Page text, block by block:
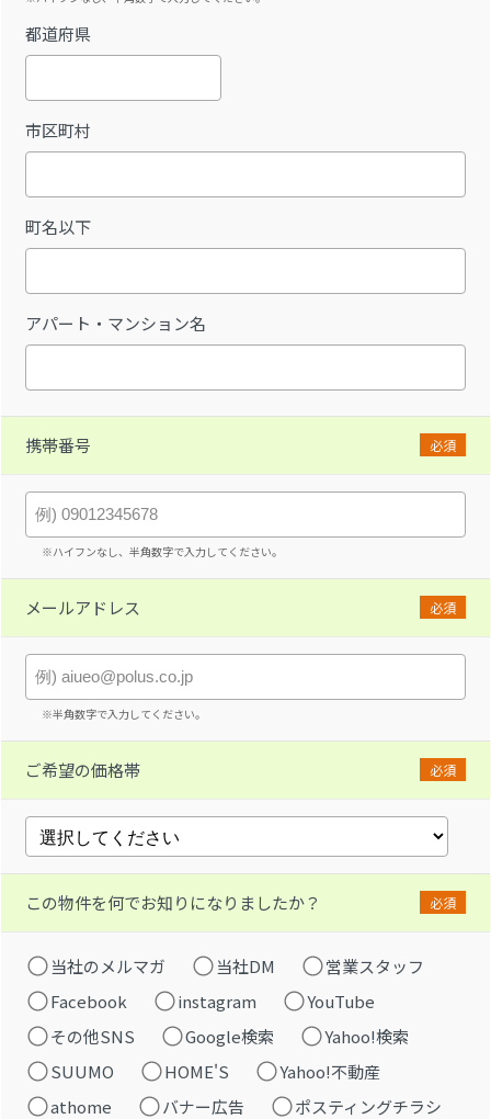
都道府県
市区町村
町名以下
アパート・マンション名
携帯番号 必須
※ハイフンなし、半角数字で入力してください。
メールアドレス 必須
※半角数字で入力してください。
ご希望の価格帯 必須
この物件を何でお知りになりましたか？ 必須
当社のメルマガ 当社DM
営業スタッフ
Facebook
instagram
YouTube
その他SNS
Google検索
Yahoo!検索
SUUMO
HOME'S
Yahoo!不動産
athome
バナー広告
ポスティングチラシ